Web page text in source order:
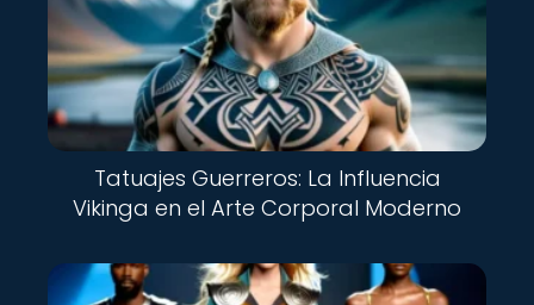
Tatuajes Guerreros: La Influencia
Vikinga en el Arte Corporal Moderno